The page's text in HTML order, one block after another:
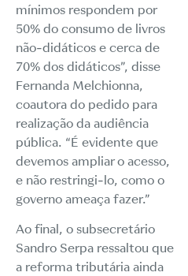
mínimos respondem por
50% do consumo de livros
não-didáticos e cerca de
70% dos didáticos”, disse
Fernanda Melchionna,
coautora do pedido para
realização da audiência
pública. “É evidente que
devemos ampliar o acesso,
e não restringi-lo, como o
governo ameaça fazer.”
Ao final, o subsecretário
Sandro Serpa ressaltou que
a reforma tributária ainda